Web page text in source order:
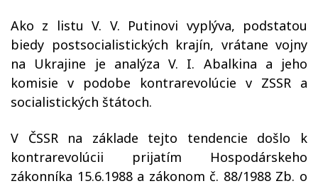
Ako z listu V. V. Putinovi vyplýva, podstatou
biedy postsocialistických krajín, vrátane vojny
na Ukrajine je analýza V. I. Abalkina a jeho
komisie v podobe kontrarevolúcie v ZSSR a
socialistických štátoch.
V ČSSR na základe tejto tendencie došlo k
kontrarevolúcii prijatím Hospodárskeho
zákonníka 15.6.1988 a zákonom č. 88/1988 Zb. o